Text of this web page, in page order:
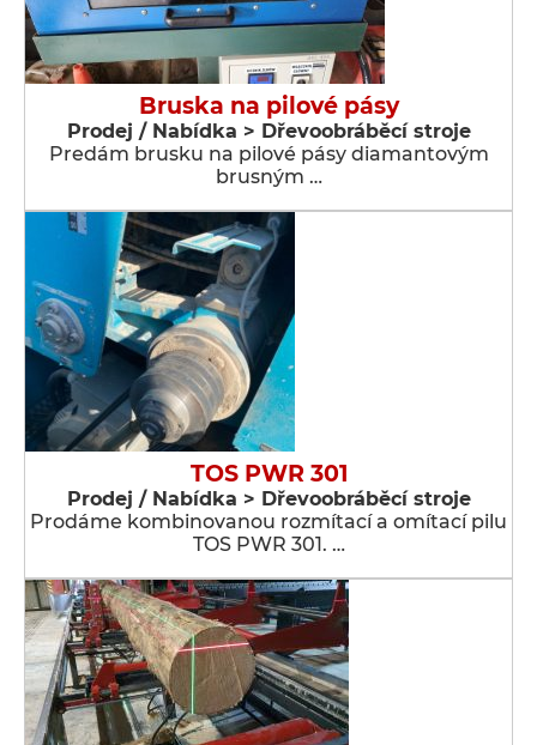
Bruska na pilové pásy
Prodej / Nabídka > Dřevoobráběcí stroje
Predám brusku na pilové pásy diamantovým
brusným …
TOS PWR 301
Prodej / Nabídka > Dřevoobráběcí stroje
Prodáme kombinovanou rozmítací a omítací pilu
TOS PWR 301. …